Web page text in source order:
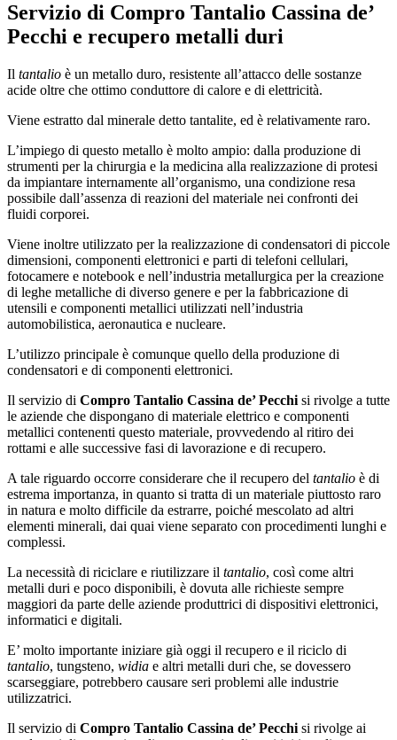
Servizio di Compro Tantalio Cassina de’
Pecchi e recupero metalli duri
Il tantalio è un metallo duro, resistente all’attacco delle sostanze
acide oltre che ottimo conduttore di calore e di elettricità.
Viene estratto dal minerale detto tantalite, ed è relativamente raro.
L’impiego di questo metallo è molto ampio: dalla produzione di
strumenti per la chirurgia e la medicina alla realizzazione di protesi
da impiantare internamente all’organismo, una condizione resa
possibile dall’assenza di reazioni del materiale nei confronti dei
fluidi corporei.
Viene inoltre utilizzato per la realizzazione di condensatori di piccole
dimensioni, componenti elettronici e parti di telefoni cellulari,
fotocamere e notebook e nell’industria metallurgica per la creazione
di leghe metalliche di diverso genere e per la fabbricazione di
utensili e componenti metallici utilizzati nell’industria
automobilistica, aeronautica e nucleare.
L’utilizzo principale è comunque quello della produzione di
condensatori e di componenti elettronici.
Il servizio di Compro Tantalio Cassina de’ Pecchi si rivolge a tutte
le aziende che dispongano di materiale elettrico e componenti
metallici contenenti questo materiale, provvedendo al ritiro dei
rottami e alle successive fasi di lavorazione e di recupero.
A tale riguardo occorre considerare che il recupero del tantalio è di
estrema importanza, in quanto si tratta di un materiale piuttosto raro
in natura e molto difficile da estrarre, poiché mescolato ad altri
elementi minerali, dai quai viene separato con procedimenti lunghi e
complessi.
La necessità di riciclare e riutilizzare il tantalio, così come altri
metalli duri e poco disponibili, è dovuta alle richieste sempre
maggiori da parte delle aziende produttrici di dispositivi elettronici,
informatici e digitali.
E’ molto importante iniziare già oggi il recupero e il riciclo di
tantalio, tungsteno, widia e altri metalli duri che, se dovessero
scarseggiare, potrebbero causare seri problemi alle industrie
utilizzatrici.
Il servizio di Compro Tantalio Cassina de’ Pecchi si rivolge ai